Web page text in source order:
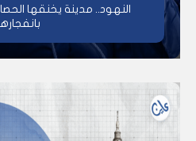
النهود.. مدينة يخنقها